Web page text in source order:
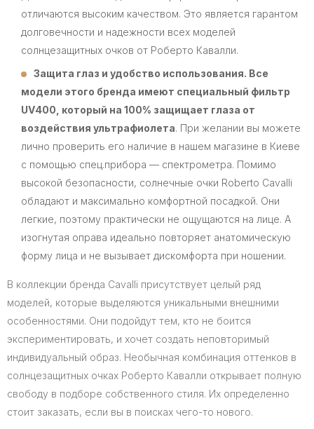
отличаются высоким качеством. Это является гарантом
долговечности и надежности всех моделей
солнцезащитных очков от Роберто Кавалли.
Защита глаз и удобство использования. Все
модели этого бренда имеют специальный фильтр
UV400, который на 100% защищает глаза от
воздействия ультрафиолета. При желании вы можете
лично проверить его наличие в нашем магазине в Киеве
с помощью спец.прибора — спектрометра. Помимо
высокой безопасности, солнечные очки Roberto Cavalli
обладают и максимально комфортной посадкой. Они
легкие, поэтому практически не ощущаются на лице. А
изогнутая оправа идеально повторяет анатомическую
форму лица и не вызывает дискомфорта при ношении.
В коллекции бренда Cavalli присутствует целый ряд
моделей, которые выделяются уникальными внешними
особенностями. Они подойдут тем, кто не боится
экспериментировать, и хочет создать неповторимый
индивидуальный образ. Необычная комбинация оттенков в
солнцезащитных очках Роберто Кавалли открывает полную
свободу в подборе собственного стиля. Их определенно
стоит заказать, если вы в поисках чего-то нового.